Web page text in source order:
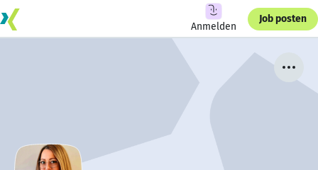
Anmelden
Job posten